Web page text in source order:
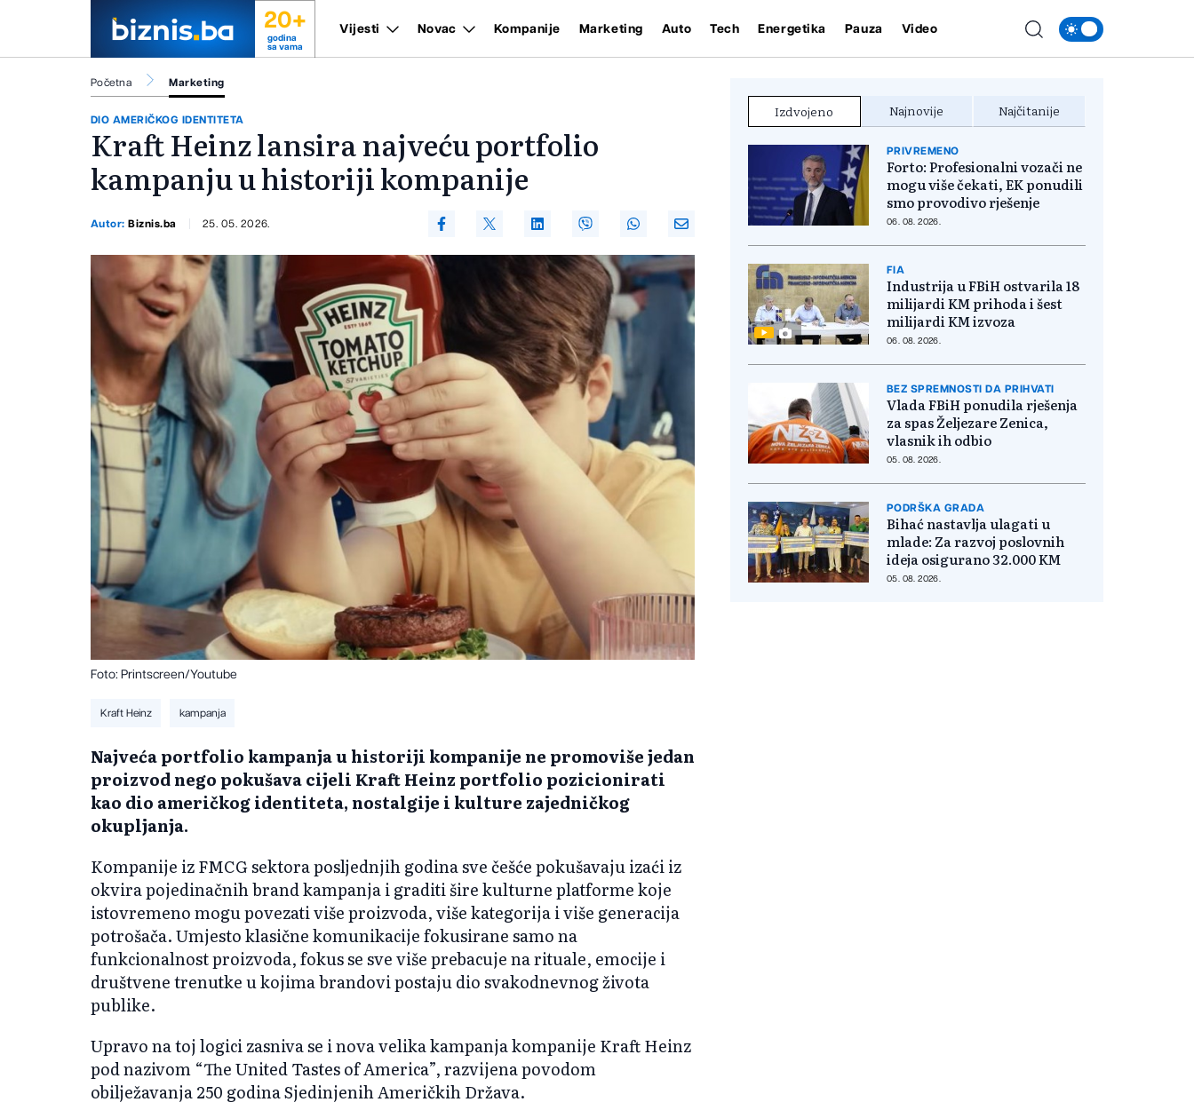
20+
godina
sa vama
Vijesti Novac Kompanije Marketing Auto Tech Energetika Pauza Video
Početna Marketing
DIO AMERIČKOG IDENTITETA
Kraft Heinz lansira najveću portfolio
kampanju u historiji kompanije
Autor:Biznis.ba 25. 05. 2026.
Foto: Printscreen/Youtube
Kraft Heinz kampanja
Najveća portfolio kampanja u historiji kompanije ne promoviše jedan
proizvod nego pokušava cijeli Kraft Heinz portfolio pozicionirati
kao dio američkog identiteta, nostalgije i kulture zajedničkog
okupljanja.
Kompanije iz FMCG sektora posljednjih godina sve češće pokušavaju izaći iz
okvira pojedinačnih brand kampanja i graditi šire kulturne platforme koje
istovremeno mogu povezati više proizvoda, više kategorija i više generacija
potrošača. Umjesto klasične komunikacije fokusirane samo na
funkcionalnost proizvoda, fokus se sve više prebacuje na rituale, emocije i
društvene trenutke u kojima brandovi postaju dio svakodnevnog života
publike.
Upravo na toj logici zasniva se i nova velika kampanja kompanije Kraft Heinz
pod nazivom “The United Tastes of America”, razvijena povodom
obilježavanja 250 godina Sjedinjenih Američkih Država.
Izdvojeno Najnovije Najčitanije
PRIVREMENO
Forto: Profesionalni vozači ne
mogu više čekati, EK ponudili
smo provodivo rješenje
06. 08. 2026.
FIA
Industrija u FBiH ostvarila 18
milijardi KM prihoda i šest
milijardi KM izvoza
06. 08. 2026.
BEZ SPREMNOSTI DA PRIHVATI
Vlada FBiH ponudila rješenja
za spas Željezare Zenica,
vlasnik ih odbio
05. 08. 2026.
PODRŠKA GRADA
Bihać nastavlja ulagati u
mlade: Za razvoj poslovnih
ideja osigurano 32.000 KM
05. 08. 2026.